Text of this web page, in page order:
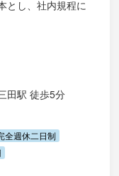
とし、社内規程に
田駅 徒歩5分
全週休二日制